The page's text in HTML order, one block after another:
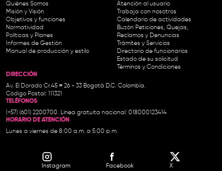
Quiénes Somos
Misión y Visión
Objetivos y funciones
Normatividad
Políticas y Planes
Informes de Gestión
Manual de producción y estilo
Atención al usuario
Trabaja con nosotros
Calendario de actividades
Buzón Peticiones, Quejas,
Reclamos y Denuncias
Trámites y Servicios
Directorio de funcionarios
Estado de su solicitud
Términos y Condiciones
DIRECCIÓN
Av. El Dorado Cr.45 # 26 - 33 Bogotá D.C. Colombia.
Código Postal: 111321
TELÉFONOS
(+57) (601) 2200700. Línea gratuita nacional: 018000123414
HORARIO DE ATENCIÓN
Lunes a viernes de 8:00 a.m. a 5:00 p.m.
Instagram Facebook X